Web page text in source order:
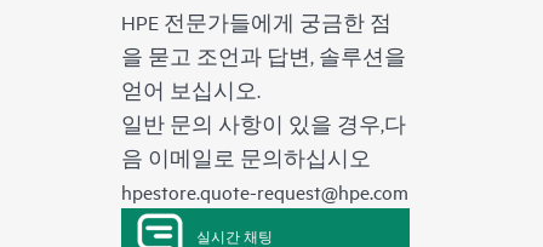
HPE 전문가들에게 궁금한 점
을 묻고 조언과 답변, 솔루션을
얻어 보십시오.
일반 문의 사항이 있을 경우,다
음 이메일로 문의하십시오
hpestore.quote-request@hpe.com
실시간 채팅